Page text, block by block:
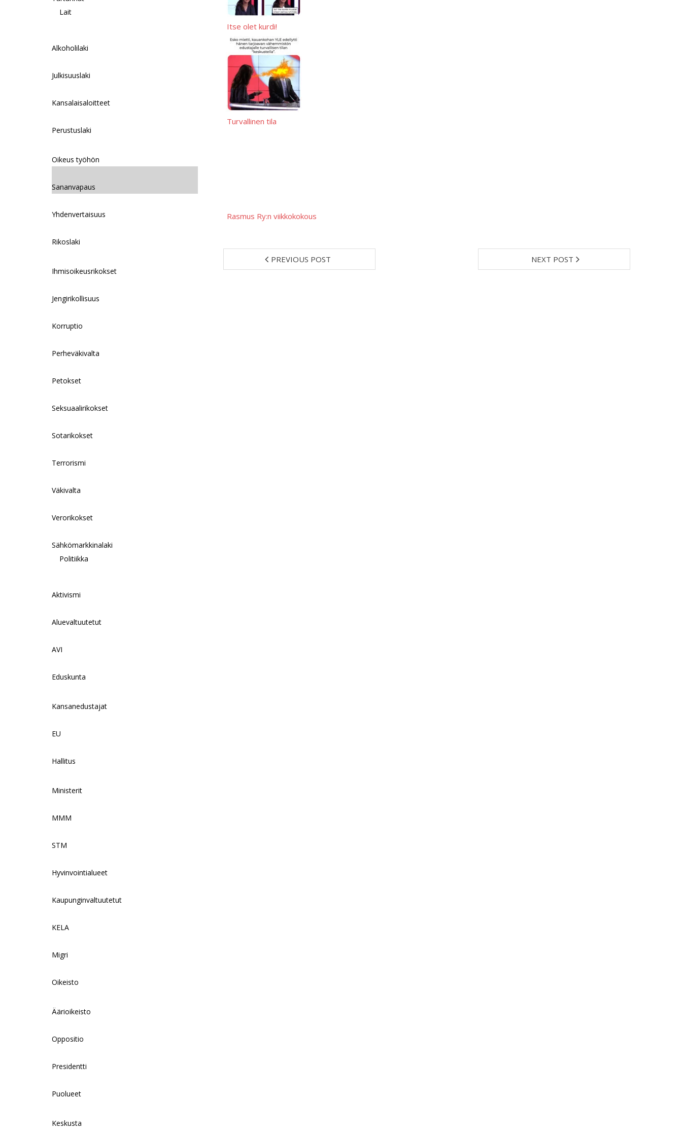
Itse olet kurdi!
Turvallinen tila
Rasmus Ry:n viikkokokous
PREVIOUS POST NEXT POST
Lait
Alkoholilaki
Julkisuuslaki
Kansalaisaloitteet
Perustuslaki
Oikeus työhön
Sananvapaus
Yhdenvertaisuus
Rikoslaki
Ihmisoikeusrikokset
Jengirikollisuus
Korruptio
Perheväkivalta
Petokset
Seksuaalirikokset
Sotarikokset
Terrorismi
Väkivalta
Verorikokset
Sähkömarkkinalaki
Politiikka
Aktivismi
Aluevaltuutetut
AVI
Eduskunta
Kansanedustajat
EU
Hallitus
Ministerit
MMM
STM
Hyvinvointialueet
Kaupunginvaltuutetut
KELA
Migri
Oikeisto
Äärioikeisto
Oppositio
Presidentti
Puolueet
Keskusta